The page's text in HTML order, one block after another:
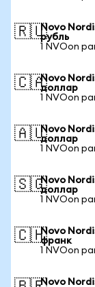
🇷🇺Novo
рубль
1 NVOon
🇨🇦Novo
доллар
1 NVOon
🇦🇺Novo
доллар
1 NVOon
🇸🇬Novo
доллар
1 NVOon
🇨🇭Novo
франк
1 NVOon
Novo